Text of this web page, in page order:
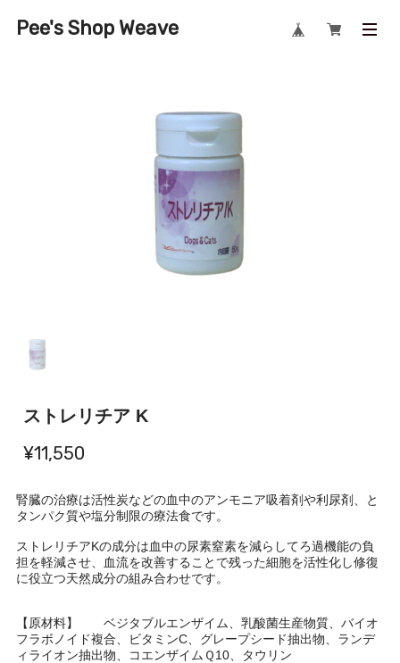
Pee's Shop Weave
ストレリチア K
¥11,550
腎臓の治療は活性炭などの血中のアンモニア吸着剤や利尿剤、と
タンパク質や塩分制限の療法食です。
ストレリチアKの成分は血中の尿素窒素を減らしてろ過機能の負
担を軽減させ、血流を改善することで残った細胞を活性化し修復
に役立つ天然成分の組み合わせです。
【原材料】 ベジタブルエンザイム、乳酸菌生産物質、バイオ
フラボノイド複合、ビタミンC、グレープシード抽出物、ランデ
ィライオン抽出物、コエンザイムＱ10、タウリン